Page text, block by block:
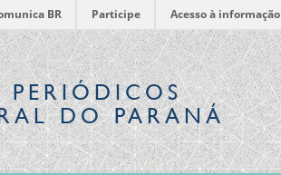
BR Participe Acesso à informação
DO PARANÁ